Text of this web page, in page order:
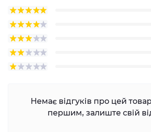
Немає відгуків про цей
першим, залиште свій